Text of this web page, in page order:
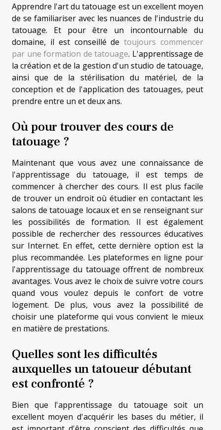
Apprendre l'art du tatouage est un excellent moyen
de se familiariser avec les nuances de l'industrie du
tatouage. Et pour être un incontournable du
domaine, il est conseillé detoujours commencer
par une formation de tatouage. L'apprentissage de
la création et de la gestion d'un studio de tatouage,
ainsi que de la stérilisation du matériel, de la
conception et de l'application des tatouages, peut
prendre entre un et deux ans.
Où pour trouver des cours de
tatouage ?
Maintenant que vous avez une connaissance de
l'apprentissage du tatouage, il est temps de
commencer à chercher des cours. Il est plus facile
de trouver un endroit où étudier en contactant les
salons de tatouage locaux et en se renseignant sur
les possibilités de formation. Il est également
possible de rechercher des ressources éducatives
sur Internet. En effet, cette dernière option est la
plus recommandée. Les plateformes en ligne pour
l'apprentissage du tatouage offrent de nombreux
avantages. Vous avez le choix de suivre votre cours
quand vous voulez depuis le confort de votre
logement. De plus, vous avez la possibilité de
choisir une plateforme qui vous convient le mieux
en matière de prestations.
Quelles sont les difficultés
auxquelles un tatoueur débutant
est confronté ?
Bien que l'apprentissage du tatouage soit un
excellent moyen d'acquérir les bases du métier, il